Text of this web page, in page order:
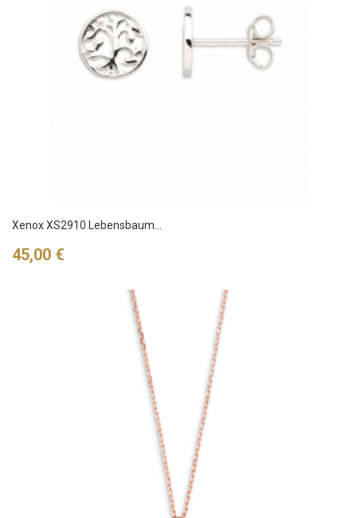
Xenox XS2910 Lebensbaum...
Preis
45,00 €